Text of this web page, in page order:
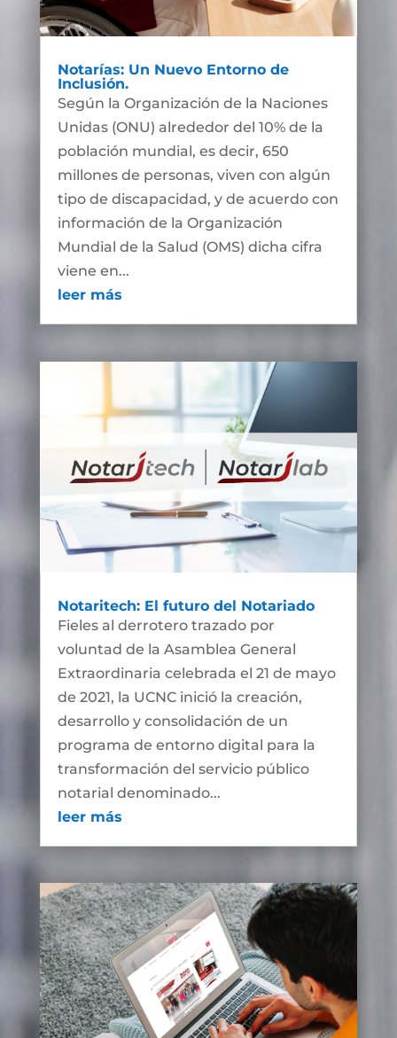
Notarías: Un Nuevo Entorno de
Inclusión.
Según la Organización de la Naciones
Unidas (ONU) alrededor del 10% de la
población mundial, es decir, 650
millones de personas, viven con algún
tipo de discapacidad, y de acuerdo con
información de la Organización
Mundial de la Salud (OMS) dicha cifra
viene en...
leer más
Notaritech: El futuro del Notariado
Fieles al derrotero trazado por
voluntad de la Asamblea General
Extraordinaria celebrada el 21 de mayo
de 2021, la UCNC inició la creación,
desarrollo y consolidación de un
programa de entorno digital para la
transformación del servicio público
notarial denominado...
leer más